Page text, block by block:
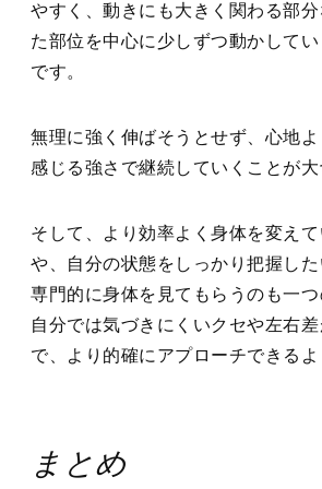
やすく、動きにも大きく関わる部
た部位を中心に少しずつ動かして
です。
無理に強く伸ばそうとせず、心地
感じる強さで継続していくことが大
そして、より効率よく身体を変え
や、自分の状態をしっかり把握し
専門的に身体を見てもらうのも一つ
自分では気づきにくいクセや左右
で、より的確にアプローチできるよ
まとめ